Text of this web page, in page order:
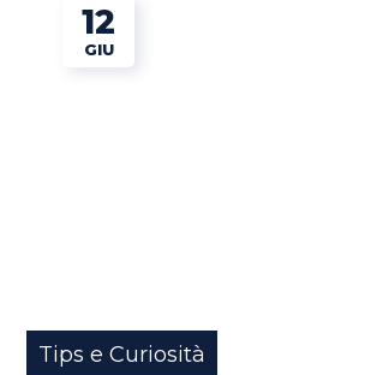
12
GIU
Tips e Curiosità